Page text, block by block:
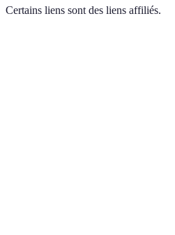
Certains liens sont des liens affiliés.